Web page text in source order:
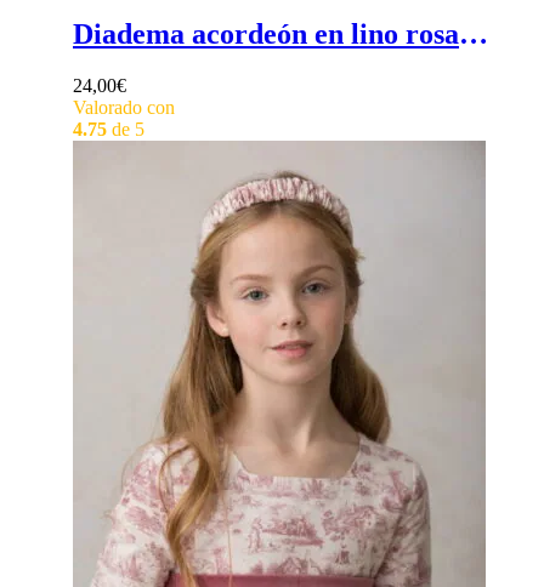
Diadema acordeón en lino rosa nude - diadema comunión niña hecha a mano
24,00€
Valorado con
4.75de 5